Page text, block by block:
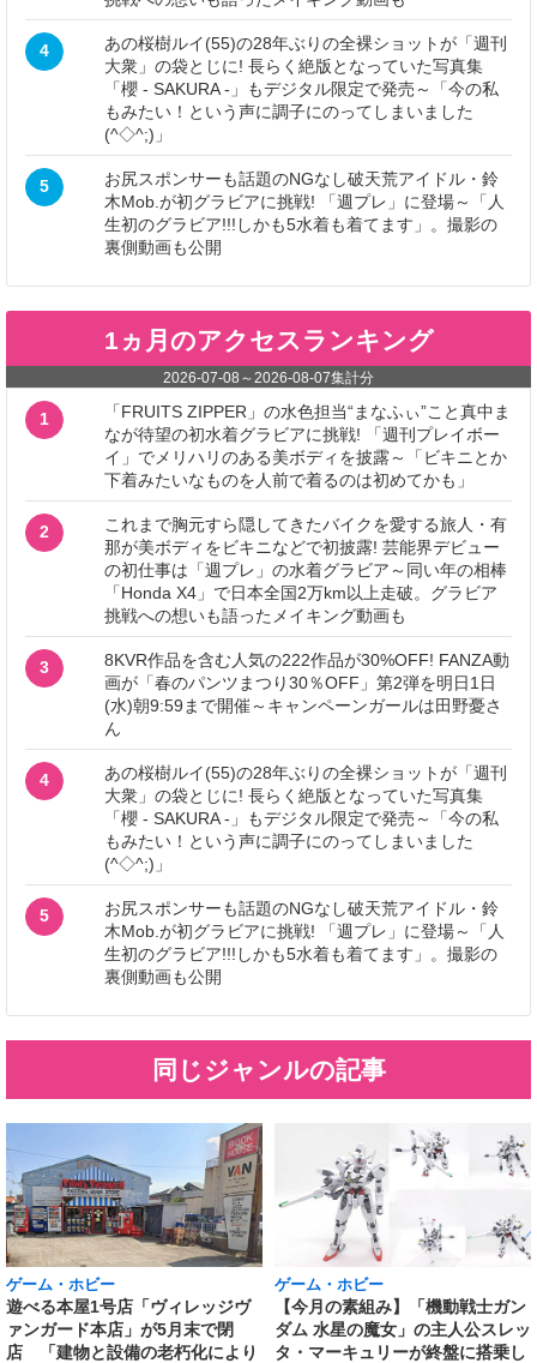
4
あの桜樹ルイ(55)の28年ぶりの全裸ショットが「週刊
大衆」の袋とじに! 長らく絶版となっていた写真集
「櫻 - SAKURA -」もデジタル限定で発売～「今の私
もみたい！という声に調子にのってしまいました
(^◇^;)」
5
お尻スポンサーも話題のNGなし破天荒アイドル・鈴
木Mob.が初グラビアに挑戦! 「週プレ」に登場～「人
生初のグラビア!!!しかも5水着も着てます」。撮影の
裏側動画も公開
1ヵ月のアクセスランキング
2026-07-08 ～ 2026-08-07集計分
1
「FRUITS ZIPPER」の水色担当“まなふぃ”こと真中ま
なが待望の初水着グラビアに挑戦! 「週刊プレイボー
イ」でメリハリのある美ボディを披露～「ビキニとか
下着みたいなものを人前で着るのは初めてかも」
2
これまで胸元すら隠してきたバイクを愛する旅人・有
那が美ボディをビキニなどで初披露! 芸能界デビュー
の初仕事は「週プレ」の水着グラビア～同い年の相棒
「Honda X4」で日本全国2万km以上走破。グラビア
挑戦への想いも語ったメイキング動画も
3
8KVR作品を含む人気の222作品が30%OFF! FANZA動
画が「春のパンツまつり30％OFF」第2弾を明日1日
(水)朝9:59まで開催～キャンペーンガールは田野憂さ
ん
4
あの桜樹ルイ(55)の28年ぶりの全裸ショットが「週刊
大衆」の袋とじに! 長らく絶版となっていた写真集
「櫻 - SAKURA -」もデジタル限定で発売～「今の私
もみたい！という声に調子にのってしまいました
(^◇^;)」
5
お尻スポンサーも話題のNGなし破天荒アイドル・鈴
木Mob.が初グラビアに挑戦! 「週プレ」に登場～「人
生初のグラビア!!!しかも5水着も着てます」。撮影の
裏側動画も公開
同じジャンルの記事
ゲーム・ホビー
遊べる本屋1号店「ヴィレッジヴ
ァンガード本店」が5月末で閉
店 「建物と設備の老朽化により
ゲーム・ホビー
【今月の素組み】「機動戦士ガン
ダム 水星の魔女」の主人公スレッ
タ・マーキュリーが終盤に搭乗し